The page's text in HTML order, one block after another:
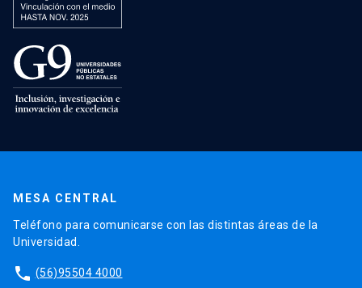
MESA CENTRAL
Teléfono para comunicarse con las distintas áreas de la
Universidad.
phone (56)95504 4000